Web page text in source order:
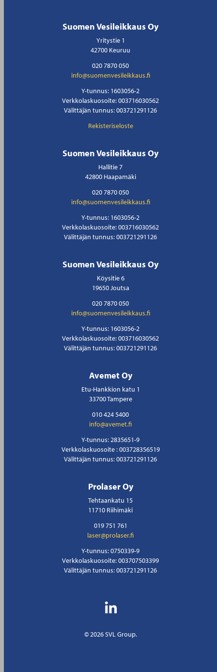
Suomen Vesileikkaus Oy
Yritystie 1
42700 Keuruu
020 7870 050
info@suomenvesileikkaus.fi
Y-tunnus: 1603056-2
Verkkolaskuosoite: 003716030562
Välittäjän tunnus: 003721291126
Rekisteriseloste
Suomen Vesileikkaus Oy
Hallitie 7
42800 Haapamäki
020 7870 050
info@suomenvesileikkaus.fi
Y-tunnus: 1603056-2
Verkkolaskuosoite: 003716030562
Välittäjän tunnus: 003721291126
Suomen Vesileikkaus Oy
Köysitie 6
19650 Joutsa
020 7870 050
info@suomenvesileikkaus.fi
Y-tunnus: 1603056-2
Verkkolaskuosoite: 003716030562
Välittäjän tunnus: 003721291126
Avemet Oy
Etu-Hankkion katu 1
33700 Tampere
010 424 5400
info@avemet.fi
Y-tunnus: 2835651-9
Verkkolaskuosoite : 003728356519
Välittäjän tunnus: 003721291126
Prolaser Oy
Tehtaankatu 15
11710 Riihimäki
019 751 761
laser@prolaser.fi
Y-tunnus: 0750339-9
Verkkolaskuosoite: 003707503399
Välittäjän tunnus: 003721291126
© 2026 SVL Group.